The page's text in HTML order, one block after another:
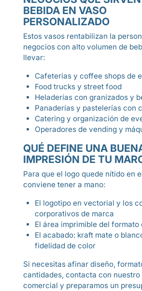
BEBIDA EN VASO
PERSONALIZADO
Estos vasos rentabilizan la
negocios con alto volumen de
llevar:
Cafeterías y coffee shops de
Food trucks y street food
Heladerías con granizados y
Panaderías y pastelerías con
Catering y organización de
Operadores de vending y
QUÉ DEFINE UNA
IMPRESIÓN DE TU
Para que el logo quede nítido en
conviene tener a mano:
El logotipo en vectorial y los
corporativos de marca
El área imprimible del formato
El acabado: kraft mate o
fidelidad de color
Si necesitas afinar diseño,
cantidades, contacta con nuestro
comercial y preparamos un